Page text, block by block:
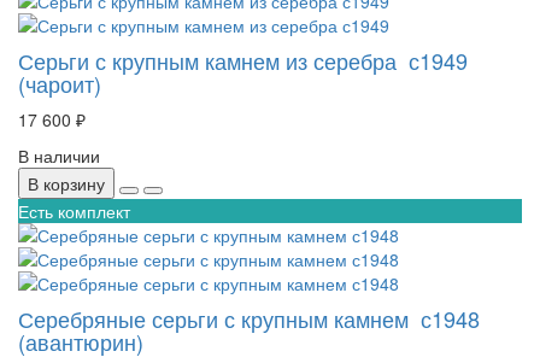
Серьги с крупным камнем из серебра с1949
(чароит)
17 600 ₽
В наличии
В корзину
Есть комплект
Серебряные серьги с крупным камнем с1948
(авантюрин)